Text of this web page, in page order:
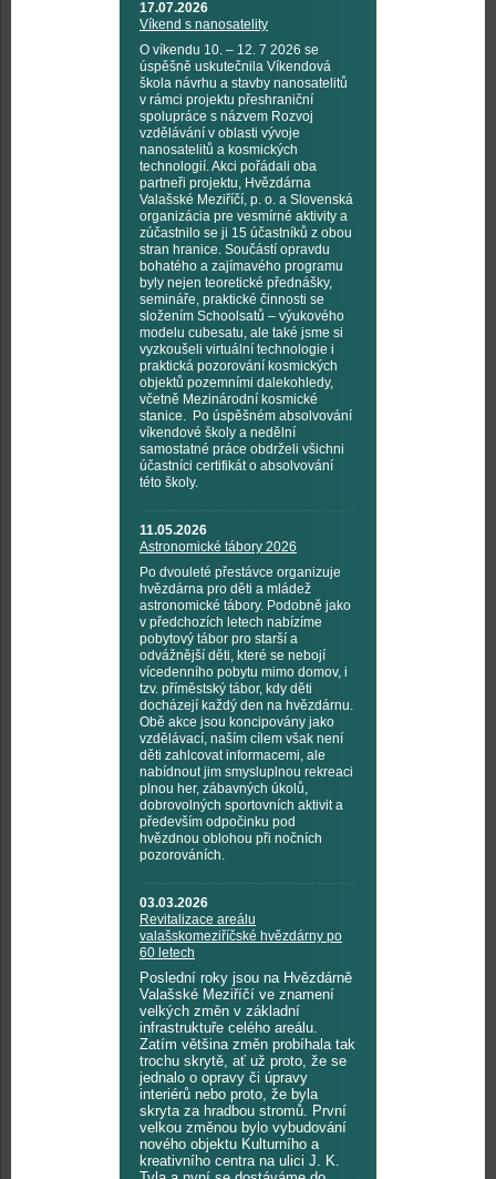
17.07.2026
Víkend s nanosatelity
O víkendu 10. – 12. 7 2026 se
úspěšně uskutečnila Víkendová
škola návrhu a stavby nanosatelitů
v rámci projektu přeshraniční
spolupráce s názvem Rozvoj
vzdělávání v oblasti vývoje
nanosatelitů a kosmických
technologií. Akci pořádali oba
partneři projektu, Hvězdárna
Valašské Meziříčí, p. o. a Slovenská
organizácia pre vesmírné aktivity a
zúčastnilo se ji 15 účastníků z obou
stran hranice. Součástí opravdu
bohatého a zajímavého programu
byly nejen teoretické přednášky,
semináře, praktické činnosti se
složením Schoolsatů – výukového
modelu cubesatu, ale také jsme si
vyzkoušeli virtuální technologie i
praktická pozorování kosmických
objektů pozemními dalekohledy,
včetně Mezinárodní kosmické
stanice. Po úspěšném absolvování
víkendové školy a nedělní
samostatné práce obdrželi všichni
účastníci certifikát o absolvování
této školy.
11.05.2026
Astronomické tábory 2026
Po dvouleté přestávce organizuje
hvězdárna pro děti a mládež
astronomické tábory. Podobně jako
v předchozích letech nabízíme
pobytový tábor pro starší a
odvážnější děti, které se nebojí
vícedenního pobytu mimo domov, i
tzv. příměstský tábor, kdy děti
docházejí každý den na hvězdárnu.
Obě akce jsou koncipovány jako
vzdělávací, naším cílem však není
děti zahlcovat informacemi, ale
nabídnout jim smysluplnou rekreaci
plnou her, zábavných úkolů,
dobrovolných sportovních aktivit a
především odpočinku pod
hvězdnou oblohou při nočních
pozorováních.
03.03.2026
Revitalizace areálu
valašskomeziříčské hvězdárny po
60 letech
Poslední roky jsou na Hvězdárně
Valašské Meziříčí ve znamení
velkých změn v základní
infrastruktuře celého areálu.
Zatím většina změn probíhala tak
trochu skrytě, ať už proto, že se
jednalo o opravy či úpravy
interiérů nebo proto, že byla
skryta za hradbou stromů. První
velkou změnou bylo vybudování
nového objektu Kulturního a
kreativního centra na ulici J. K.